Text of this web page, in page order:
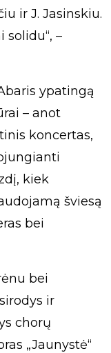
ir J. Jasinskiu.
–
ypatingą
– anot
koncertas,
kiek
šviesą
bei
bei
ir
chorų
„Jaunystė“